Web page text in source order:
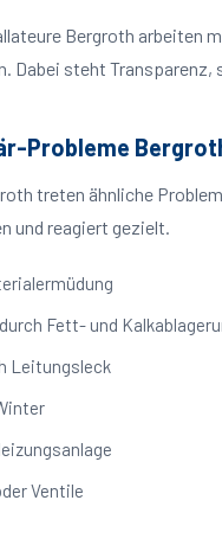
Bergroth arbeiten
Dabei steht
Probleme
treten ähnliche
und reagiert gezielt.
Fett- und
Leitungsleck
Ventile